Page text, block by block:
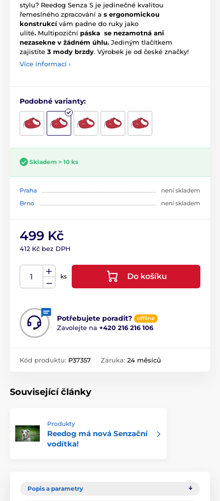
stylu? Reedog Senza S je jedinečné kvalitou
řemeslného zpracování a s ergonomickou
konstrukcívám padne do ruky jako
ulité. Multipoziční páska se nezamotná ani
nezasekne v žádném úhlu. Jediným tlačítkem
zajistíte 3 mody brzdy. Výrobek je od české značky!
Více informací ›
Podobné varianty:
Skladem > 10 ks
Praha
není skladem
Brno
není skladem
499 Kč
412 Kč bez DPH
ks Do košíku
Potřebujete poradit? offline
Zavolejte na +420 216 216 106
Kód produktu: P37357 Záruka: 24 měsíců
Související články
Produkty
Reedog má nová Senzační
vodítka!
Popis a parametry